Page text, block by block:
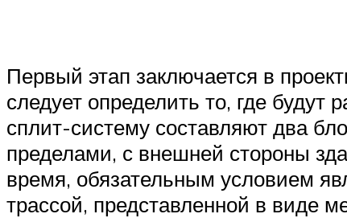
Первый этап заключается в
следует определить то, где будут
сплит-систему составляют два
пределами, с внешней стороны
время, обязательным условием
трассой, представленной в виде